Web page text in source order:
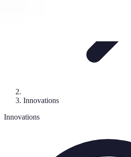
Innovations
Innovations